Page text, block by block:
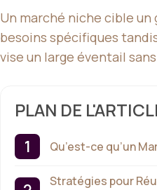
Un marché niche cible
besoins spécifiques
vise un large éventail
PLAN DE
Qu’est-ce qu’un
Stratégies pour